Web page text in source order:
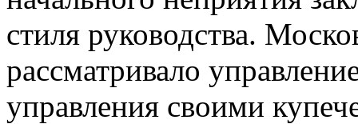
стиля руководства.
рассматривало
управления своими